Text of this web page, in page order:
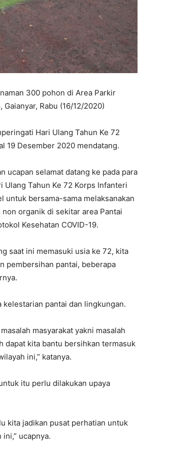
300 pohon di Area Parkir
Rabu (16/12/2020)
Hari Ulang Tahun Ke 72
19 Desember 2020 mendatang.
ucapan selamat datang ke pada para
Ulang Tahun Ke 72 Korps Infanteri
untuk bersama-sama melaksanakan
organik di sekitar area Pantai
Kesehatan COVID-19.
saat ini memasuki usia ke 72, kita
pembersihan pantai, beberapa
pantai dan lingkungan.
masyarakat yakni masalah
dapat kita bantu bersihkan termasuk
ini,” katanya.
itu perlu dilakukan upaya
kita jadikan pusat perhatian untuk
ucapnya.